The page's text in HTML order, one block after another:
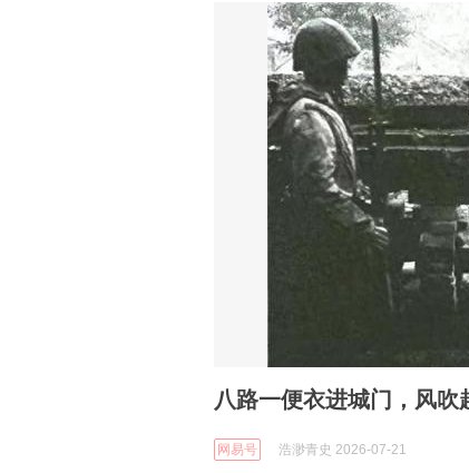
八路一便衣进城门，风
网易号 浩渺青史 2026-07-21